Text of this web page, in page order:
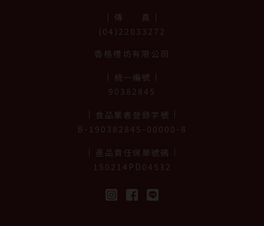
傳真
(04)22033272
香格禮坊有限公司
統一編號
90382845
食品業者登錄字號
B-190382845-00000-8
產品責任保單號碼
150214PD04532